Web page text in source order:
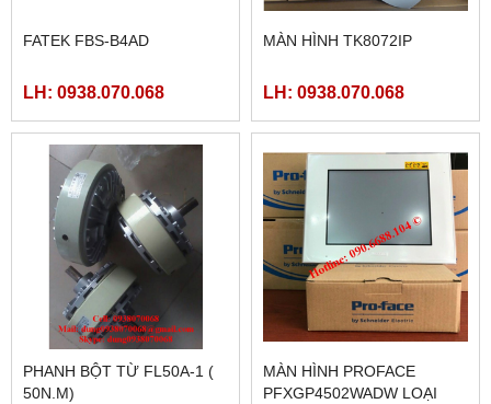
FATEK FBS-B4AD
LH: 0938.070.068
MÀN HÌNH TK8072IP
LH: 0938.070.068
PHANH BỘT TỪ FL50A-1 (
50N.M)
MÀN HÌNH PROFACE
PFXGP4502WADW LOẠI